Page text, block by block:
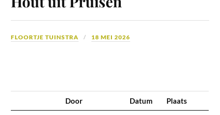
FLOORTJE TUINSTRA 18 MEI 2026
Door Datum Plaats